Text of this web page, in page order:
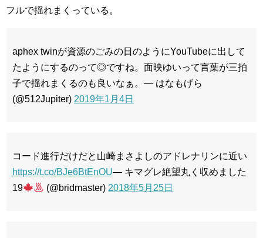
フルで揺れまくっている。
aphex twinが資源のごみの日のようにYouTubeに出して
たようにするのって◎ですね。面映ゆいって言葉が三拍
子で揺れまくるのも良いなぁ。— はなもげら
(@512Jupiter) 2019年1月4日
コード進行だけだと山崎まさよしのアドレナリンに近い
https://t.co/BJe6BtEnOU— キマグレ絶望丸く収めました
19
(@bridmaster) 2018年5月25日